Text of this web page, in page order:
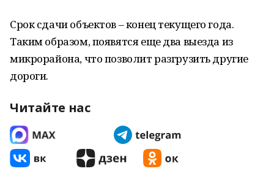
Срок сдачи объектов – конец текущего года.
Таким образом, появятся еще два выезда из
микрорайона, что позволит разгрузить другие
дороги.
Читайте нас